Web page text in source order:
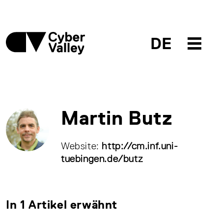
DE
Martin Butz
Website: http://cm.inf.uni-
tuebingen.de/butz
In 1 Artikel erwähnt